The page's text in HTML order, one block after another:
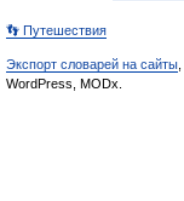
👣 Путешествия
Экспорт словарей на сайты
WordPress, MODx.